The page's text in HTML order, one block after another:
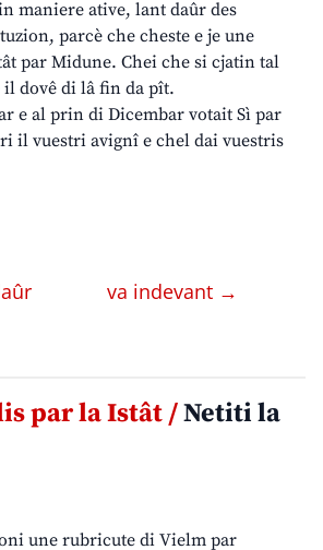
maniere ative, lant daûr des
parcè che cheste e je une
par Midune. Chei che si cjatin tal
dovê di lâ fin da pît.
e al prin di Dicembar votait Sì par
il vuestri avignî e chel dai vuestris
va indevant →
par la Istât /Netiti la
une rubricute di Vielm par